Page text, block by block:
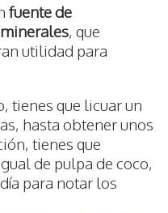
fuente de
, que
utilidad para
tienes que licuar un
hasta obtener unos
tienes que
de pulpa de coco,
para notar los